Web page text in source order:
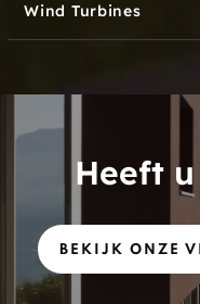
Wind Turbines
Heeft
BEKIJK ONZE